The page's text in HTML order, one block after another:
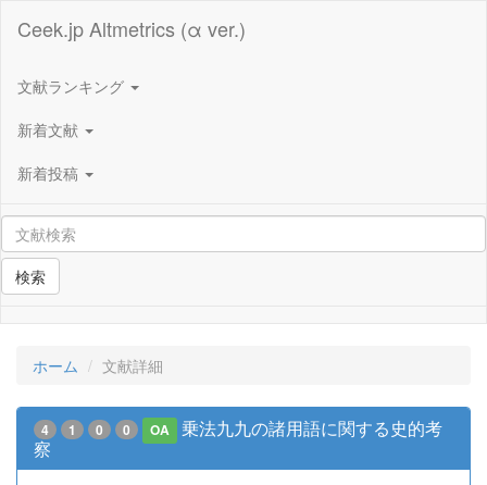
Ceek.jp Altmetrics (α ver.)
文献ランキング
新着文献
新着投稿
検索
ホーム 文献詳細
4 1 0 0 OA
乗法九九の諸用語に関する史的考
察